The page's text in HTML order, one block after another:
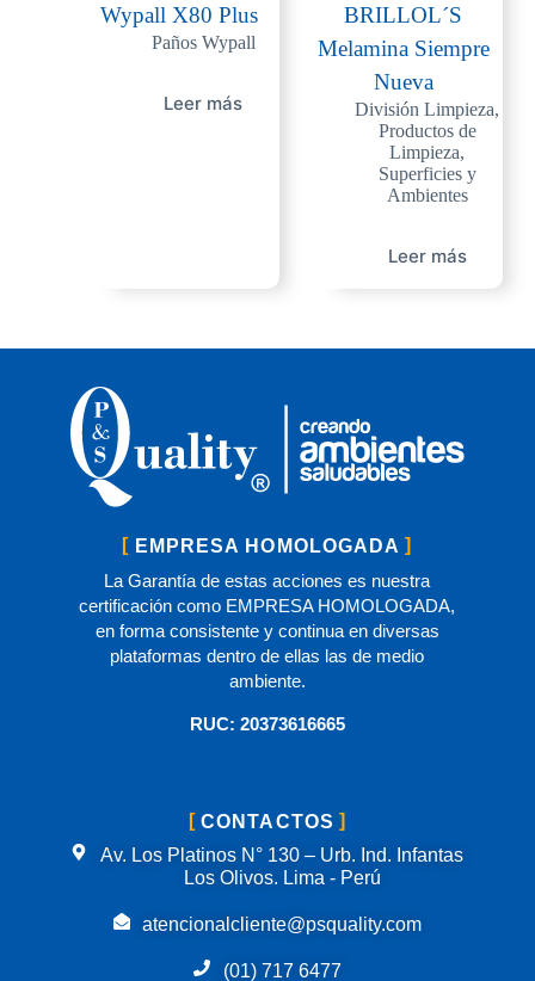
Wypall X80 Plus
Paños Wypall
Leer más
BRILLOL´S
Melamina Siempre
Nueva
División Limpieza,
Productos de
Limpieza,
Superficies y
Ambientes
Leer más
EMPRESA HOMOLOGADA
La Garantía de estas acciones es nuestra
certificación como EMPRESA HOMOLOGADA,
en forma consistente y continua en diversas
plataformas dentro de ellas las de medio
ambiente.
RUC: 20373616665
CONTACTOS
Av. Los Platinos N° 130 – Urb. Ind. Infantas
Los Olivos. Lima - Perú
atencionalcliente@psquality.com
(01) 717 6477